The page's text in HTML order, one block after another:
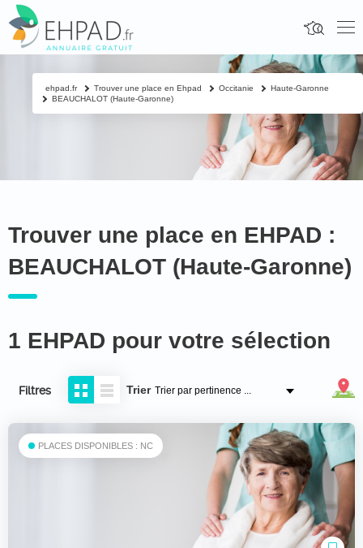
Trouver une place en EHPAD :
BEAUCHALOT (Haute-Garonne)
1 EHPAD pour votre sélection
Filtres Trier
PLACES DISPONIBLES : NC
ehpad.fr Trouver une place en Ehpad Occitanie
Haute-Garonne
BEAUCHALOT (Haute-Garonne)